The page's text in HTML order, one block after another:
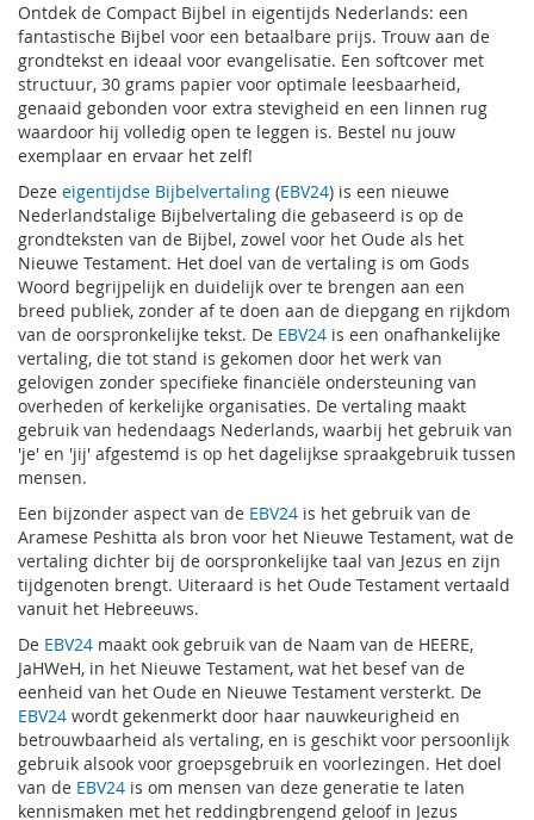
Ontdek de Compact Bijbel in eigentijds Nederlands: een
fantastische Bijbel voor een betaalbare prijs. Trouw aan de
grondtekst en ideaal voor evangelisatie. Een softcover met
structuur, 30 grams papier voor optimale leesbaarheid,
genaaid gebonden voor extra stevigheid en een linnen rug
waardoor hij volledig open te leggen is. Bestel nu jouw
exemplaar en ervaar het zelf!
Deze eigentijdse Bijbelvertaling (EBV24) is een nieuwe
Nederlandstalige Bijbelvertaling die gebaseerd is op de
grondteksten van de Bijbel, zowel voor het Oude als het
Nieuwe Testament. Het doel van de vertaling is om Gods
Woord begrijpelijk en duidelijk over te brengen aan een
breed publiek, zonder af te doen aan de diepgang en rijkdom
van de oorspronkelijke tekst. De EBV24 is een onafhankelijke
vertaling, die tot stand is gekomen door het werk van
gelovigen zonder specifieke financiële ondersteuning van
overheden of kerkelijke organisaties. De vertaling maakt
gebruik van hedendaags Nederlands, waarbij het gebruik van
'je' en 'jij' afgestemd is op het dagelijkse spraakgebruik tussen
mensen.
Een bijzonder aspect van de EBV24 is het gebruik van de
Aramese Peshitta als bron voor het Nieuwe Testament, wat de
vertaling dichter bij de oorspronkelijke taal van Jezus en zijn
tijdgenoten brengt. Uiteraard is het Oude Testament vertaald
vanuit het Hebreeuws.
De EBV24 maakt ook gebruik van de Naam van de HEERE,
JaHWeH, in het Nieuwe Testament, wat het besef van de
eenheid van het Oude en Nieuwe Testament versterkt. De
EBV24 wordt gekenmerkt door haar nauwkeurigheid en
betrouwbaarheid als vertaling, en is geschikt voor persoonlijk
gebruik alsook voor groepsgebruik en voorlezingen. Het doel
van de EBV24 is om mensen van deze generatie te laten
kennismaken met het reddingbrengend geloof in Jezus